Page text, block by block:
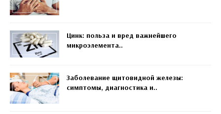
Цинк: польза и вред важнейшего
микроэлемента..
Заболевание щитовидной железы:
симптомы, диагностика и..